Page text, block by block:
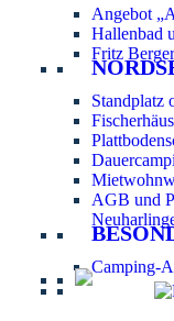
Angebot
Hallenbad
Fritz
Standplatz
AGB und
Camping-